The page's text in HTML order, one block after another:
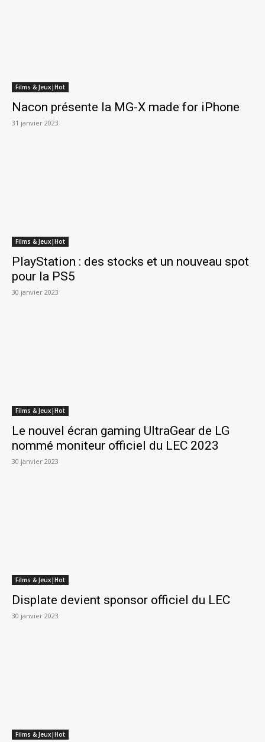
Films & Jeux|Hot
Nacon présente la MG-X made for iPhone
31 janvier 2023
Films & Jeux|Hot
PlayStation : des stocks et un nouveau spot
pour la PS5
30 janvier 2023
Films & Jeux|Hot
Le nouvel écran gaming UltraGear de LG
nommé moniteur officiel du LEC 2023
30 janvier 2023
Films & Jeux|Hot
Displate devient sponsor officiel du LEC
30 janvier 2023
Films & Jeux|Hot